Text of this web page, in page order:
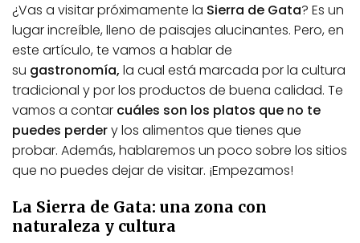
¿Vas a visitar próximamente la Sierra de Gata? Es un
lugar increíble, lleno de paisajes alucinantes. Pero, en
este artículo, te vamos a hablar de
su gastronomía, la cual está marcada por la cultura
tradicional y por los productos de buena calidad. Te
vamos a contar cuáles son los platos que no te
puedes perdery los alimentos que tienes que
probar. Además, hablaremos un poco sobre los sitios
que no puedes dejar de visitar. ¡Empezamos!
La Sierra de Gata: una zona con
naturaleza y cultura